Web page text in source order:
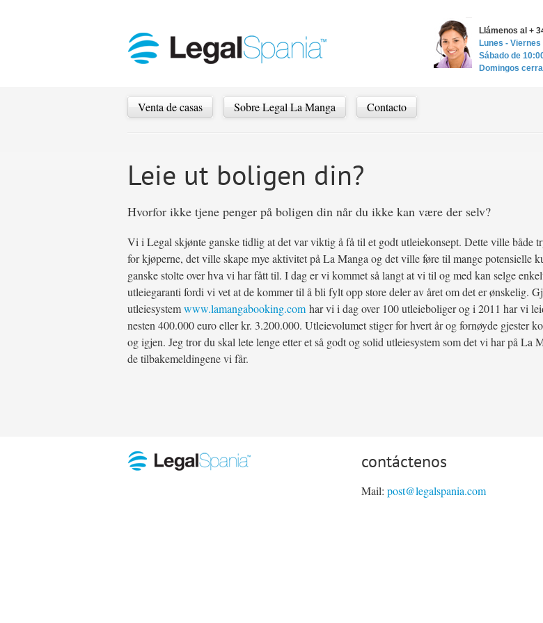
Llámenos al +
Lunes -
Sábado de
Domingos
Venta de casas Sobre Legal La Manga Contacto
Leie ut boligen din?
Hvorfor ikke tjene penger på boligen din når du ikke kan være der selv?
Vi i Legal skjønte ganske tidlig at det var viktig å få til et godt utleiekonsept. Dette ville både
for kjøperne, det ville skape mye aktivitet på La Manga og det ville føre til mange potensielle
ganske stolte over hva vi har fått til. I dag er vi kommet så langt at vi til og med kan selge
utleiegaranti fordi vi vet at de kommer til å bli fylt opp store deler av året om det er ønskelig.
utleiesystemwww.lamangabooking.com har vi i dag over 100 utleieboliger og i 2011 har vi
nesten 400.000 euro eller kr. 3.200.000. Utleievolumet stiger for hvert år og fornøyde gjester
og igjen. Jeg tror du skal lete lenge etter et så godt og solid utleiesystem som det vi har på La
de tilbakemeldingene vi får.
contáctenos
Mail: post@legalspania.com